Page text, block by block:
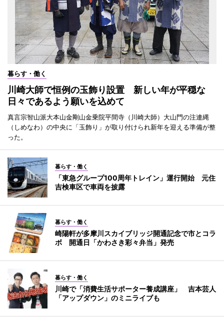
暮らす・働く
川崎大師で恒例の玉飾り設置 新しい年が平穏な
日々であるよう願いを込めて
真言宗智山派大本山金剛山金乗院平間寺（川崎大師）大山門の注連縄
（しめなわ）の中央に「玉飾り」が取り付けられ新年を迎える準備が整
った。
暮らす・働く
「東急グループ100周年トレイン」運行開始 元住
吉検車区で車両を披露
暮らす・働く
崎陽軒が多摩川スカイブリッジ開通記念で市とコラ
ボ 開通日「かわさき彩々弁当」発売
暮らす・働く
川崎で「消費生活サポーター養成講座」 吉本芸人
「アップダウン」のミニライブも